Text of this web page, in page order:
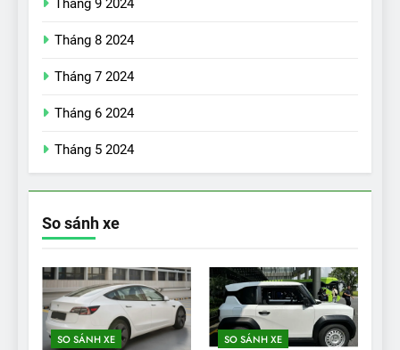
Tháng 9 2024
Tháng 8 2024
Tháng 7 2024
Tháng 6 2024
Tháng 5 2024
So sánh xe
SO SÁNH XE SO SÁNH XE
chỉ có trên VinFast VF8
VinFast VF9 có gì để cạnh
tranh với các xe xăng cùng
tầm giá?
ĐÁNH GIÁ XE